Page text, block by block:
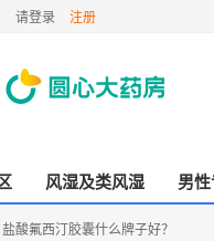
请登录 注册
风湿及类风湿 男
盐酸氟西汀胶囊什么牌子好？